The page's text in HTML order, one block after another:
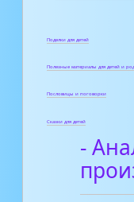
Поделки для детей
Полезные материалы для детей и
Пословицы и поговорки
Сказки для детей
-